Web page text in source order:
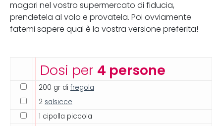
magari nel vostro supermercato di fiducia,
prendetela al volo e provatela. Poi ovviamente
fatemi sapere qual è la vostra versione preferita!
Dosi per 4 persone
200 gr di fregola
2 salsicce
1 cipolla piccola